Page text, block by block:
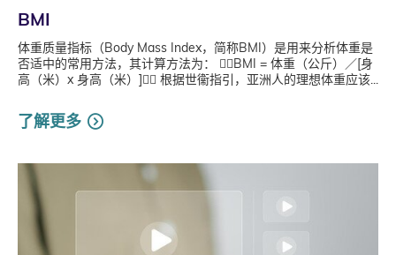
BMI
体重质量指标（Body Mass Index，简称BMI）是用来分析体重是
否适中的常用方法，其计算方法为： 👉🏻BMI = 体重（公斤）／[身
高（米）x 身高（米）]👈🏻 根据世衞指引，亚洲人的理想体重应该...
了解更多